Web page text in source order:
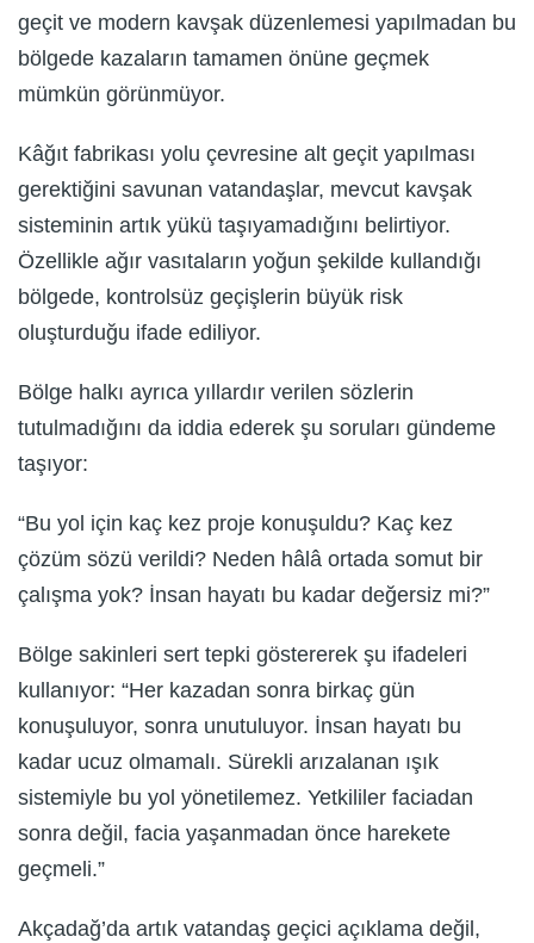
geçit ve modern kavşak düzenlemesi yapılmadan bu
bölgede kazaların tamamen önüne geçmek
mümkün görünmüyor.
Kâğıt fabrikası yolu çevresine alt geçit yapılması
gerektiğini savunan vatandaşlar, mevcut kavşak
sisteminin artık yükü taşıyamadığını belirtiyor.
Özellikle ağır vasıtaların yoğun şekilde kullandığı
bölgede, kontrolsüz geçişlerin büyük risk
oluşturduğu ifade ediliyor.
Bölge halkı ayrıca yıllardır verilen sözlerin
tutulmadığını da iddia ederek şu soruları gündeme
taşıyor:
“Bu yol için kaç kez proje konuşuldu? Kaç kez
çözüm sözü verildi? Neden hâlâ ortada somut bir
çalışma yok? İnsan hayatı bu kadar değersiz mi?”
Bölge sakinleri sert tepki göstererek şu ifadeleri
kullanıyor: “Her kazadan sonra birkaç gün
konuşuluyor, sonra unutuluyor. İnsan hayatı bu
kadar ucuz olmamalı. Sürekli arızalanan ışık
sistemiyle bu yol yönetilemez. Yetkililer faciadan
sonra değil, facia yaşanmadan önce harekete
geçmeli.”
Akçadağ’da artık vatandaş geçici açıklama değil,